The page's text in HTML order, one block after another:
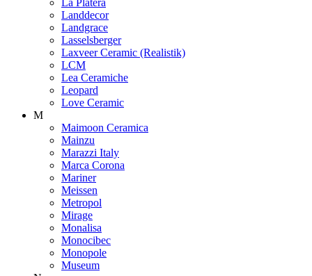
Landdecor
Landgrace
Lasselsberger
Laxveer Ceramic (Realistik)
LCM
Lea Ceramiche
Leopard
Love Ceramic
M
Maimoon Ceramica
Mainzu
Marazzi Italy
Marca Corona
Mariner
Meissen
Metropol
Mirage
Monalisa
Monocibec
Monopole
Museum